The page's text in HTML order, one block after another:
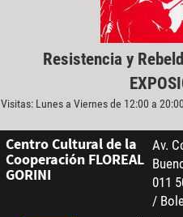
Resistencia y
Visitas: Lunes a Viernes de 12:00 a
Centro Cultural de la
Cooperación FLOREAL
GORINI
Av.
011
/